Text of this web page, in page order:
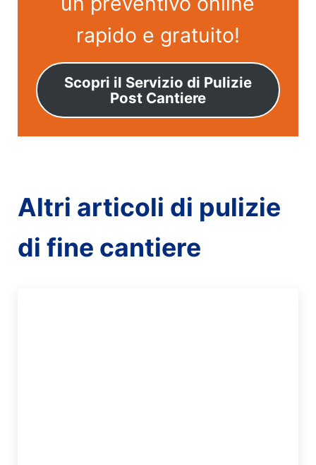
rapido e gratuito!
Scopri il Servizio di Pulizie
Post Cantiere
Altri articoli di pulizie
di fine cantiere